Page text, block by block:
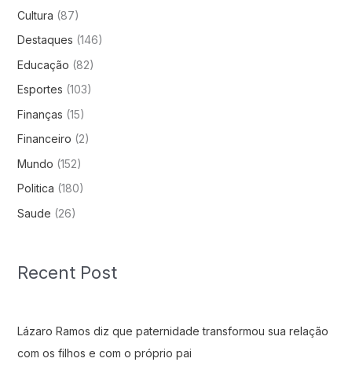
Cultura (87)
Destaques (146)
Educação (82)
Esportes (103)
Finanças (15)
Financeiro (2)
Mundo (152)
Politica (180)
Saude (26)
Recent Post
Lázaro Ramos diz que paternidade transformou sua relação
com os filhos e com o próprio pai